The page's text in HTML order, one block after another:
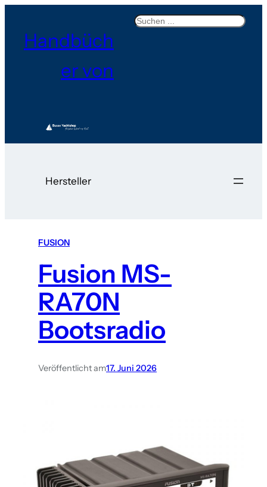
Search
Handbüch
er von
Hersteller
FUSION
Fusion MS-
RA70N
Bootsradio
Veröffentlicht am17. Juni 2026